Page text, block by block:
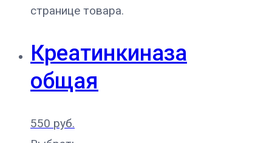
странице товара.
Креатинкиназа
общая
550 руб.